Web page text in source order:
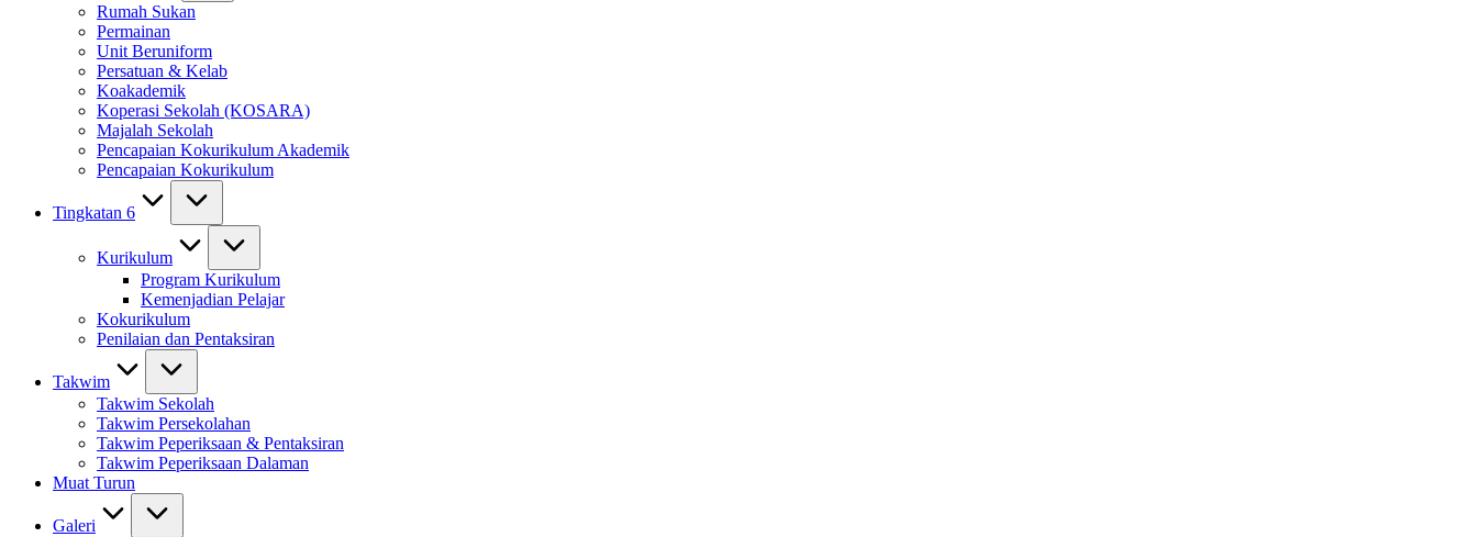
Rumah Sukan
Permainan
Unit Beruniform
Persatuan & Kelab
Koakademik
Koperasi Sekolah (KOSARA)
Majalah Sekolah
Pencapaian Kokurikulum Akademik
Pencapaian Kokurikulum
Tingkatan 6
Kurikulum
Program Kurikulum
Kemenjadian Pelajar
Kokurikulum
Penilaian dan Pentaksiran
Takwim
Takwim Sekolah
Takwim Persekolahan
Takwim Peperiksaan & Pentaksiran
Takwim Peperiksaan Dalaman
Muat Turun
Galeri